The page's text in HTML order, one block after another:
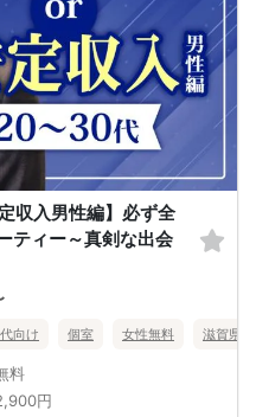
収入男性編】必ず全
ティー～真剣な出会
向け 個室 女性無料 滋賀県
料
円